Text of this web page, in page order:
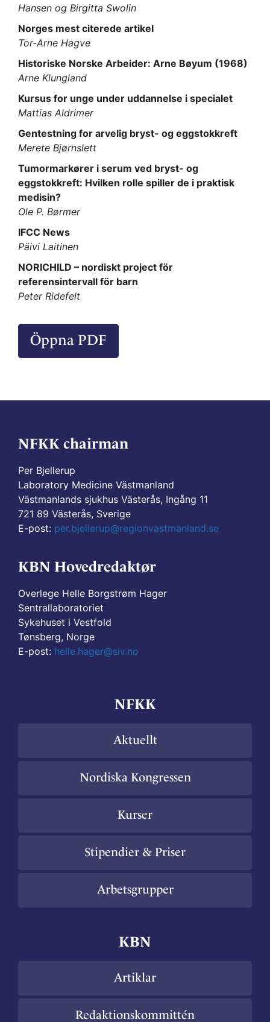
Hansen og Birgitta Swolin
Norges mest citerede artikel
Tor-Arne Hagve
Historiske Norske Arbeider: Arne Bøyum (1968)
Arne Klungland
Kursus for unge under uddannelse i specialet
Mattias Aldrimer
Gentestning for arvelig bryst- og eggstokkreft
Merete Bjørnslett
Tumormarkører i serum ved bryst- og
eggstokkreft: Hvilken rolle spiller de i praktisk
medisin?
Ole P. Børmer
IFCC News
Päivi Laitinen
NORICHILD – nordiskt project för
referensintervall för barn
Peter Ridefelt
Öppna PDF
NFKK chairman
Per Bjellerup
Laboratory Medicine Västmanland
Västmanlands sjukhus Västerås, Ingång 11
721 89 Västerås, Sverige
E-post: per.bjellerup@regionvastmanland.se
KBN Hovedredaktør
Overlege Helle Borgstrøm Hager
Sentrallaboratoriet
Sykehuset i Vestfold
Tønsberg, Norge
E-post: helle.hager@siv.no
NFKK
Aktuellt
Nordiska Kongressen
Kurser
Stipendier & Priser
Arbetsgrupper
KBN
Artiklar
Redaktionskommittén